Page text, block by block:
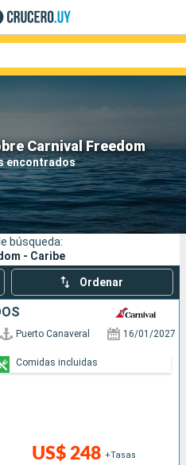
Carnival Freedom
encontrados
Compañías
Buscar
búsqueda:
- Caribe
Ordenar
Puerto Canaveral 16/01/2027
US$ 248 +Tasas
Comidas incluidas